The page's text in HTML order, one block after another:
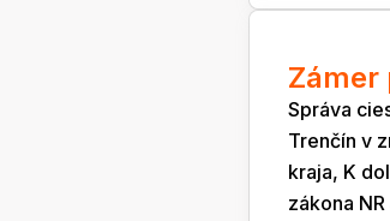
Zámer
Správa
Trenčín v
kraja, K
zákona